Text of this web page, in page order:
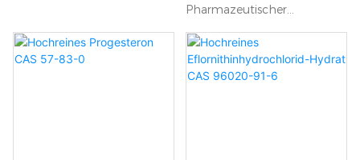
Pharmazeutischer
Qualitätsrohstoff CAS
33069-62-4 für Antitumor-
Injektionsformulierungen.